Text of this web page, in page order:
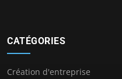
CATÉGORIES
Création d'entreprise